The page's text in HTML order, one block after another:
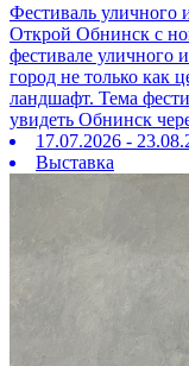
Фестиваль уличного
Открой Обнинск с
фестивале уличного
город не только как
ландшафт. Тема
увидеть Обнинск
17.07.2026 -
Выставка